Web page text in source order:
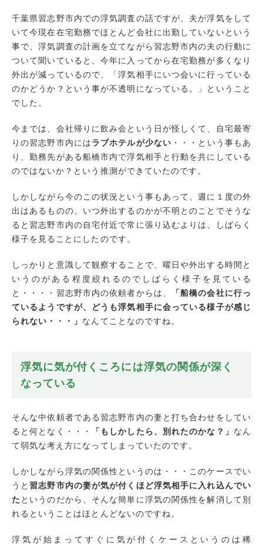
千葉県習志野市内での浮気調査の話ですが、夫が浮気をして
いて今現在在宅勤務でほとんど会社に出勤していないという
事で、浮気調査の計画を立てながら習志野市内の夫の行動に
ついて聞いていると、今年に入ってから在宅勤務が多くなり
外出が減っているので、「浮気相手にいつ会いに行っている
のかどうか？という事が不透明になっている。」ということ
でした。
今までは、会社帰りに飲み会という日が怪しくて、自宅最寄
りの習志野市内にはラブホテルが少ない ・・・という事もあ
り、勤務先がある船橋市内で浮気相手と行動を共にしている
のではないか？という推測ができていたのです。
しかしながら今のこの状況という事もあって、週に１度の外
出はあるものの、いつ外出するのかが不明とのことでそうな
ると習志野市内の自宅付近で常に張り込むよりは、しばらく
様子を見ることにしたのです。
しっかりと意識して観察することで、曜日や外出する時間と
いうのがある程度絞れるのでしばらく様子を見ている
と・・・・習志野市内の依頼者からは、
「船橋の会社に行っ
ているようですが、どうも浮気相手に会っている様子が感じ
られない・・・」 なんてことなのですね。
浮気に気が付くころには浮気の関係が深く
なっている
そんな中依頼者である習志野市内の妻と打ち合わせをしてい
ると何となく・・・
「もしかしたら、別れたのかな？」 なん
て弱気な考え方になってしまっていたのです。
しかしながら浮気の関係性というのは・・・このケースでい
うと習志野市内の妻が気が付くほど浮気相手に入れ込んでい
た というのだから、そんな簡単に浮気の関係性を解消して別
れるということはほとんどないのですね。
浮気が始まってすぐに気が付くケースというのは稀